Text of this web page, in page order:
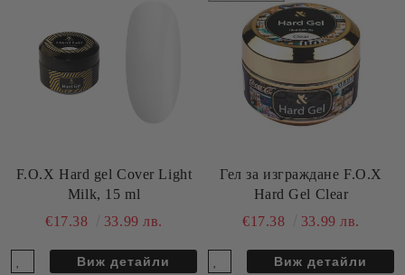
F.O.X Hard gel Cover Light
Milk, 15 ml
€17.38
33.99 лв.
Виж детайли
Гел за изграждане F.O.X
Hard Gel Clear
€17.38
33.99 лв.
Виж детайли